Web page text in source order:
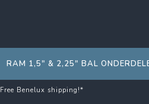
RAM 1,5" & 2,25" BAL
Free Benelux shipping!*